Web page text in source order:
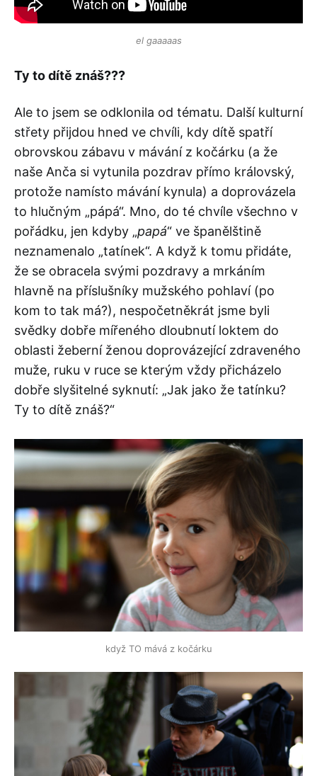
el gaaaaas
Ty to dítě znáš???
Ale to jsem se odklonila od tématu. Další kulturní
střety přijdou hned ve chvíli, kdy dítě spatří
obrovskou zábavu v mávání z kočárku (a že
naše Anča si vytunila pozdrav přímo královský,
protože namísto mávání kynula) a doprovázela
to hlučným „pápá“. Mno, do té chvíle všechno v
pořádku, jen kdyby „papá“ ve španělštině
neznamenalo „tatínek“. A když k tomu přidáte,
že se obracela svými pozdravy a mrkáním
hlavně na příslušníky mužského pohlaví (po
kom to tak má?), nespočetněkrát jsme byli
svědky dobře mířeného dloubnutí loktem do
oblasti žeberní ženou doprovázející zdraveného
muže, ruku v ruce se kterým vždy přicházelo
dobře slyšitelné syknutí: „Jak jako že tatínku?
Ty to dítě znáš?“
když TO mává z kočárku